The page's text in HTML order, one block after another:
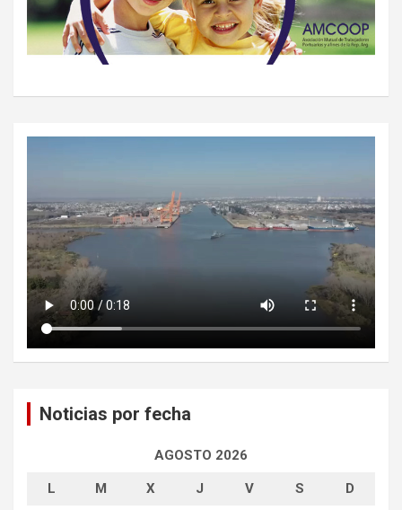
Noticias por fecha
AGOSTO 2026
L M X J V S D